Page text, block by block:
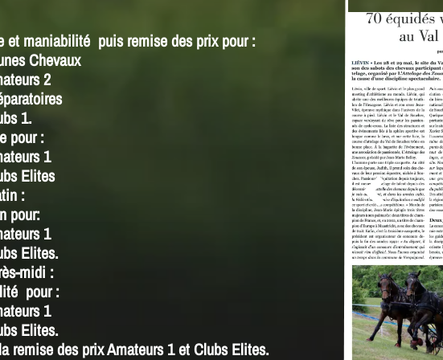
et maniabilité puis remise des prix pour :
Chevaux
2
1.
pour :
1
Elites
:
pour:
1
Elites.
midi :
pour :
1
Elites.
remise des prix Amateurs 1 et Clubs Elites.
